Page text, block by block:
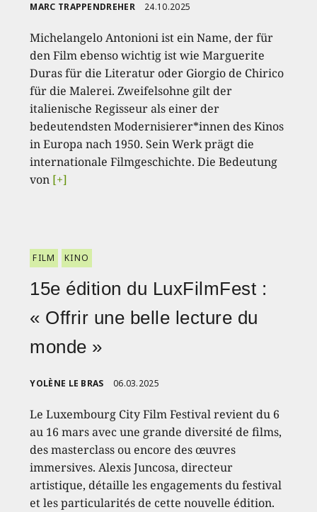
MARC TRAPPENDREHER 24.10.2025
Michelangelo Antonioni ist ein Name, der für
den Film ebenso wichtig ist wie Marguerite
Duras für die Literatur oder Giorgio de Chirico
für die Malerei. Zweifelsohne gilt der
italienische Regisseur als einer der
bedeutendsten Modernisierer*innen des Kinos
in Europa nach 1950. Sein Werk prägt die
internationale Filmgeschichte. Die Bedeutung
von [+]
FILM KINO
15e édition du LuxFilmFest :
« Offrir une belle lecture du
monde »
YOLÈNE LE BRAS 06.03.2025
Le Luxembourg City Film Festival revient du 6
au 16 mars avec une grande diversité de films,
des masterclass ou encore des œuvres
immersives. Alexis Juncosa, directeur
artistique, détaille les engagements du festival
et les particularités de cette nouvelle édition.